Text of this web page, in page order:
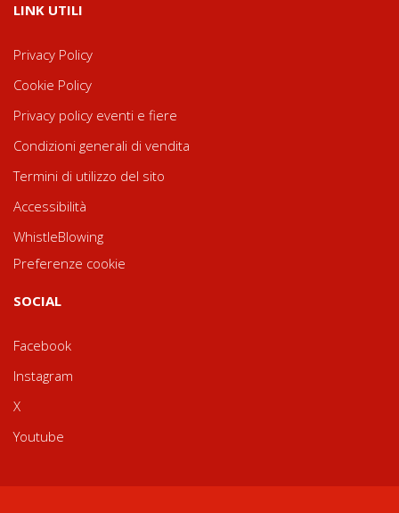
LINK UTILI
Privacy Policy
Cookie Policy
Privacy policy eventi e fiere
Condizioni generali di vendita
Termini di utilizzo del sito
Accessibilità
WhistleBlowing
Preferenze cookie
SOCIAL
Facebook
Instagram
X
Youtube